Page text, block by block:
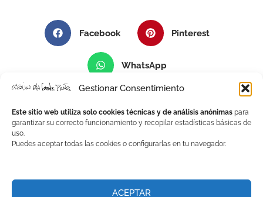
Gestionar Consentimiento
Este sitio web utiliza solo cookies técnicas y de análisis anónimas para
garantizar su correcto funcionamiento y recopilar estadísticas básicas de
uso.
Puedes aceptar todas las cookies o configurarlas en tu navegador.
ACEPTAR
Facebook Pinterest
WhatsApp
Materia Y